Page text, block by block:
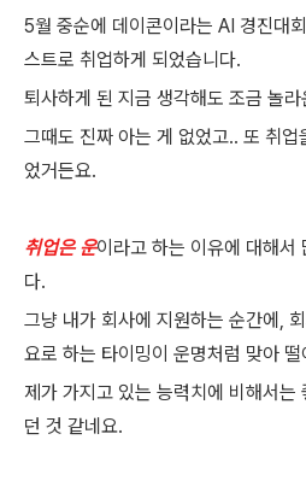
5월 중순에 데이콘이라는 AI 경진대
스트로 취업하게 되었습니다.
퇴사하게 된 지금 생각해도 조금 놀
그때도 진짜 아는 게 없었고.. 또 취업
었거든요.
취업은 운이라고 하는 이유에 대해서
다.
그냥 내가 회사에 지원하는 순간에,
요로 하는 타이밍이 운명처럼 맞아
제가 가지고 있는 능력치에 비해서는
던 것 같네요.